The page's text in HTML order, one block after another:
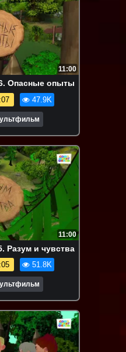
11:00
Опасные опыты
47.9K
11:00
Разум и чувства
51.8K